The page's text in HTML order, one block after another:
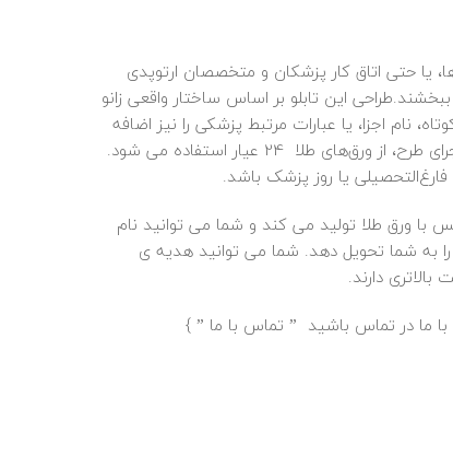
یا حتی اتاق کار پزشکان و متخصصان ارتوپدی
این تابلو بر اساس ساختار واقعی زانو
اجزا، یا عبارات مرتبط پزشکی را نیز اضافه
کرد.طرح می‌ تواند به صورت مدرن، مینیمالیستی، یا کلاسیک باشد. خطوط طلایی به برجسته‌ تر شدن این جزئیات کمک می‌ کنند.برای اجرای طرح، از ورق‌های طلا 24 عیار استفاده می‌ شود.
یا روز پزشک باشد.
با ورق طلا تولید می کند و شما می توانید نام
به شما تحویل دهد. شما می توانید هدیه ی
دارند.
ما در تماس باشید ” تماس با ما ” }